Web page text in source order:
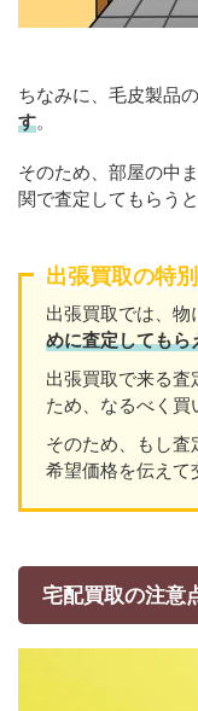
ちなみに、毛皮製品
す。
そのため、部屋の中
関で査定してもらう
出張買取の特
出張買取では、物
めに査定してもら
出張買取で来る査
ため、なるべく買
そのため、もし査
希望価格を伝えて
宅配買取の注意